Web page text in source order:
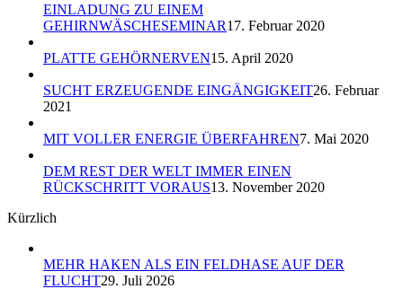
EINLADUNG ZU EINEM
GEHIRNWÄSCHESEMINAR17. Februar 2020
PLATTE GEHÖRNERVEN15. April 2020
SUCHT ERZEUGENDE EINGÄNGIGKEIT26. Februar
2021
MIT VOLLER ENERGIE ÜBERFAHREN7. Mai 2020
DEM REST DER WELT IMMER EINEN
RÜCKSCHRITT VORAUS13. November 2020
Kürzlich
MEHR HAKEN ALS EIN FELDHASE AUF DER
FLUCHT29. Juli 2026